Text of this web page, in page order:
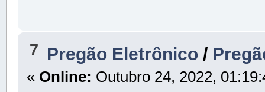
7 Pregão Eletrônico /
« Online: Outubro 24, 2022,